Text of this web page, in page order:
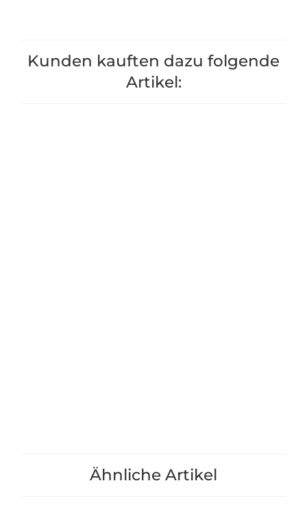
Kunden kauften dazu folgende
Artikel:
Ähnliche Artikel